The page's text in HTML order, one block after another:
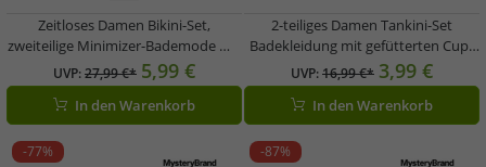
Zeitloses Damen Bikini-Set,
zweiteilige Minimizer-Bademode mit
Wahl zwischen D- oder F-Körbchen
Schwarz
UVP:27,99 €* 5,99 €
In den Warenkorb
2-teiliges Damen Tankini-Set
Badekleidung mit gefütterten Cups
Tankini Top und Slip für Strand &
Sommer in Blau oder Braun
UVP:16,99 €* 3,99 €
In den Warenkorb
-77% -87%